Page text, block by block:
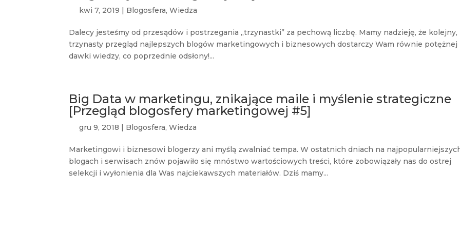
kwi 7, 2019 | Blogosfera,Wiedza
Dalecy jesteśmy od przesądów i postrzegania „trzynastki” za pechową liczbę. Mamy nadzieję, że kolejny,
trzynasty przegląd najlepszych blogów marketingowych i biznesowych dostarczy Wam równie potężnej
dawki wiedzy, co poprzednie odsłony!...
Big Data w marketingu, znikające maile i myślenie strategiczne
[Przegląd blogosfery marketingowej #5]
gru 9, 2018 | Blogosfera,Wiedza
Marketingowi i biznesowi blogerzy ani myślą zwalniać tempa. W ostatnich dniach na
blogach i serwisach znów pojawiło się mnóstwo wartościowych treści, które zobowiązały nas do ostrej
selekcji i wyłonienia dla Was najciekawszych materiałów. Dziś mamy...